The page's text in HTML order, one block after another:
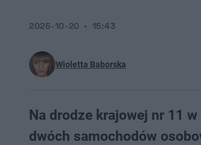
Wioletta Baborska
2025-10-20 15:43
Na drodze krajowej nr 11
dwóch samochodów